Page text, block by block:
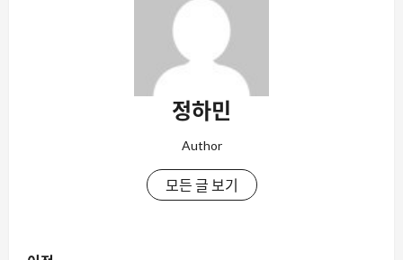
정하민
Author
모든 글 보기